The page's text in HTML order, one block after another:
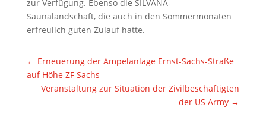
zur Verfügung. Ebenso die SILVANA-
Saunalandschaft, die auch in den Sommermonaten
erfreulich guten Zulauf hatte.
← Erneuerung der Ampelanlage Ernst-Sachs-Straße
auf Höhe ZF Sachs
Veranstaltung zur Situation der Zivilbeschäftigten
der US Army →